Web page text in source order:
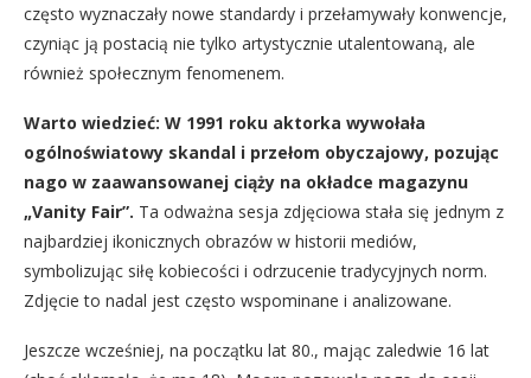
często wyznaczały nowe standardy i przełamywały konwencje,
czyniąc ją postacią nie tylko artystycznie utalentowaną, ale
również społecznym fenomenem.
Warto wiedzieć: W 1991 roku aktorka wywołała
ogólnoświatowy skandal i przełom obyczajowy, pozując
nago w zaawansowanej ciąży na okładce magazynu
„Vanity Fair”. Ta odważna sesja zdjęciowa stała się jednym z
najbardziej ikonicznych obrazów w historii mediów,
symbolizując siłę kobiecości i odrzucenie tradycyjnych norm.
Zdjęcie to nadal jest często wspominane i analizowane.
Jeszcze wcześniej, na początku lat 80., mając zaledwie 16 lat